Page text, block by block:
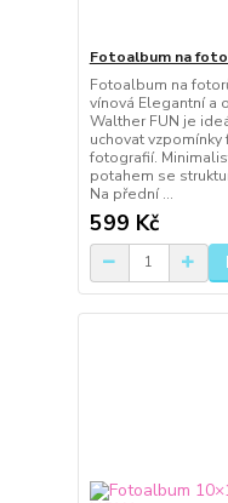
Fotoalbum na
Fotoalbum na
vínová Elegantní a
Walther FUN je
uchovat
fotografií.
potahem se
Na přední ...
599 Kč